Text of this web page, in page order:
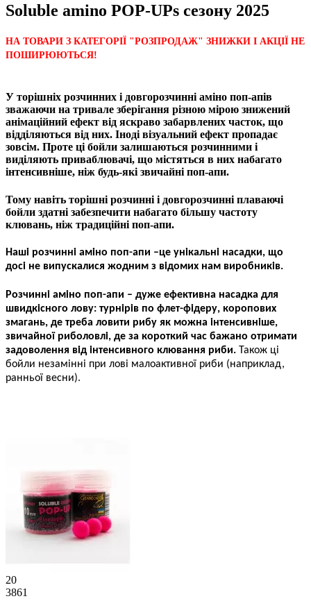
Soluble amino POP-UPs сезону 2025
НА ТОВАРИ З КАТЕГОРІЇ "РОЗПРОДАЖ" ЗНИЖКИ І АКЦІЇ НЕ
ПОШИРЮЮТЬСЯ!
У торішніх розчинних і довгорозчинні аміно поп-апів
зважаючи на тривале зберігання різною мірою знижений
анімаційний ефект від яскраво забарвлених часток, що
відділяються від них. Іноді візуальний ефект пропадає
зовсім. Проте ці бойли залишаються розчинними і
виділяють приваблювачі, що містяться в них набагато
інтенсивніше, ніж будь-які звичайні поп-апи.
Тому навіть торішні розчинні і довгорозчинні плаваючі
бойли здатні забезпечити набагато більшу частоту
клювань, ніж традиційні поп-апи.
Наші розчинні аміно поп-апи –це унікальні насадки, що
досі не випускалися жодним з відомих нам виробників.
Розчинні аміно поп-апи – дуже ефективна насадка для
швидкісного лову: турнірів по флет-фiдеру, коропових
змагань, де треба ловити рибу як можна інтенсивніше,
звичайної риболовлі, де за короткий час бажано отримати
задоволення від інтенсивного клювання риби. Також ці
бойли незамінні при лові малоактивної риби (наприклад,
ранньої весни).
20
3861